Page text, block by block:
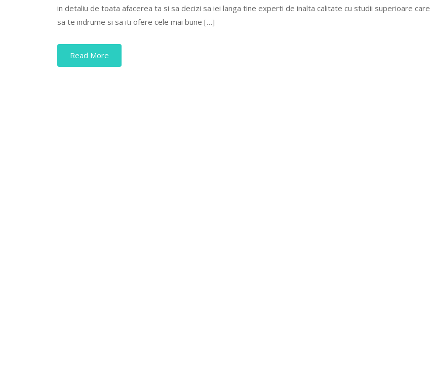
in detaliu de toata afacerea ta si sa decizi sa iei langa tine experti de inalta calitate cu studii superioare care
sa te indrume si sa iti ofere cele mai bune […]
Read More